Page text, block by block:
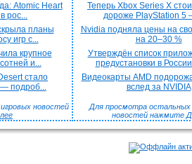
Atomic Heart
рос...
планы
игр с...
крупное
и...
стало
подроб...
новостей
Теперь Xbox Series X
дороже PlayStation 5
Nvidia подняла цены на
на 20–30 %
Утверждён список
предустановки в
Видеокарты AMD
вслед за NVIDIA
Для просмотра остальных
новостей нажмите